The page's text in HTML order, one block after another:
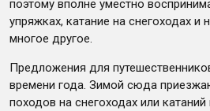
поэтому вполне уместно
упряжках, катание на снегоходах
многое другое.
Предложения для
времени года. Зимой сюда
походов на снегоходах или